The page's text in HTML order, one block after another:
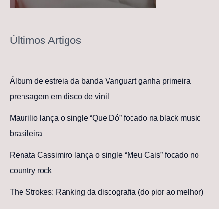
Últimos Artigos
Álbum de estreia da banda Vanguart ganha primeira
prensagem em disco de vinil
Maurilio lança o single “Que Dó” focado na black music
brasileira
Renata Cassimiro lança o single “Meu Cais” focado no
country rock
The Strokes: Ranking da discografia (do pior ao melhor)